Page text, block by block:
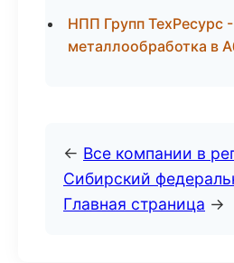
НПП Групп ТехРесурс
металлообработка в
← Все компании в
Сибирский
Главная страница →